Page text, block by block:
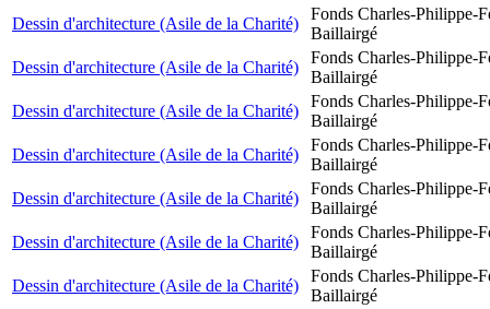
Dessin d'architecture (Asile de la Charité)
Fonds Charles-Philippe-
Baillairgé
Dessin d'architecture (Asile de la Charité)
Fonds Charles-Philippe-
Baillairgé
Dessin d'architecture (Asile de la Charité)
Fonds Charles-Philippe-
Baillairgé
Dessin d'architecture (Asile de la Charité)
Fonds Charles-Philippe-
Baillairgé
Dessin d'architecture (Asile de la Charité)
Fonds Charles-Philippe-
Baillairgé
Dessin d'architecture (Asile de la Charité)
Fonds Charles-Philippe-
Baillairgé
Dessin d'architecture (Asile de la Charité)
Fonds Charles-Philippe-
Baillairgé